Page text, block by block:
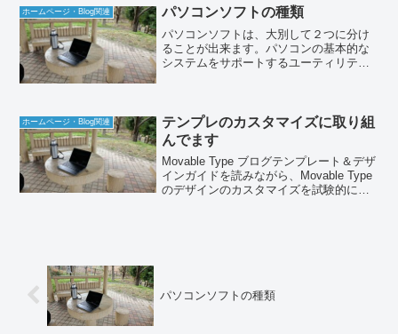
成のまま放置状態というのですね。ひど
いレイアウトのページに...
ホームページ・Blog関連 パソコンソフトの種類
パソコンソフトは、大別して２つに分け
ることが出来ます。パソコンの基本的な
システムをサポートするユーティリティ
を改善するためのツールで...
ホームページ・Blog関連
テンプレのカスタマイズに取り組
んでます
Movable Type ブログテンプレート＆デザ
インガイドを読みながら、Movable Type
のデザインのカスタマイズを試験的に立
パソコンソフトの種類